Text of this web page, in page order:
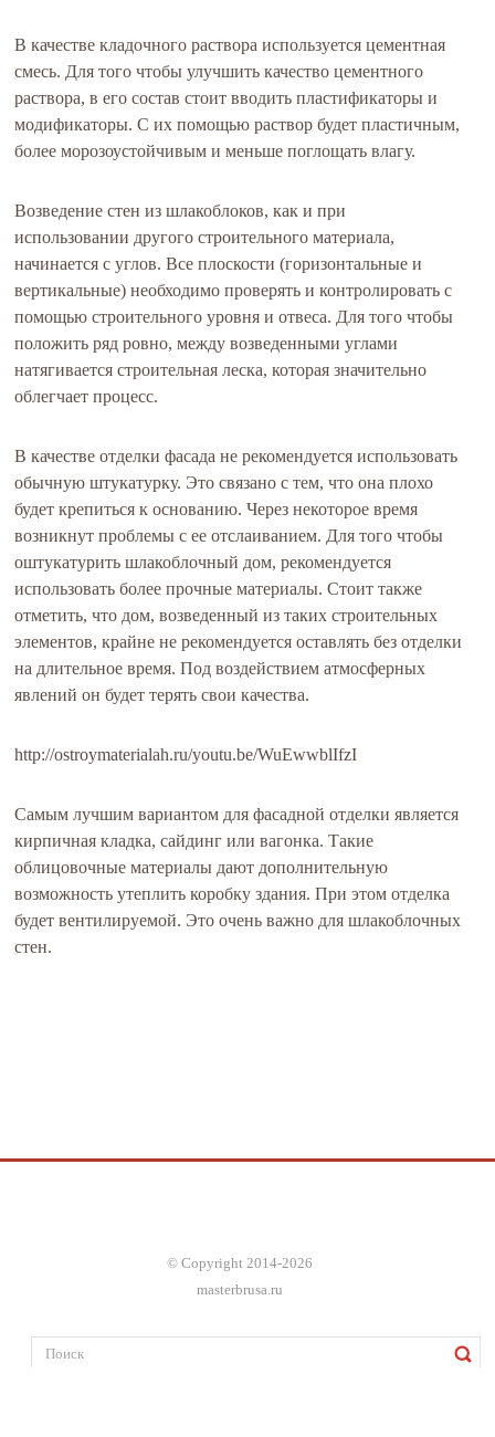
В качестве кладочного раствора используется цементная
смесь. Для того чтобы улучшить качество цементного
раствора, в его состав стоит вводить пластификаторы и
модификаторы. С их помощью раствор будет пластичным,
более морозоустойчивым и меньше поглощать влагу.
Возведение стен из шлакоблоков, как и при
использовании другого строительного материала,
начинается с углов. Все плоскости (горизонтальные и
вертикальные) необходимо проверять и контролировать с
помощью строительного уровня и отвеса. Для того чтобы
положить ряд ровно, между возведенными углами
натягивается строительная леска, которая значительно
облегчает процесс.
В качестве отделки фасада не рекомендуется использовать
обычную штукатурку. Это связано с тем, что она плохо
будет крепиться к основанию. Через некоторое время
возникнут проблемы с ее отслаиванием. Для того чтобы
оштукатурить шлакоблочный дом, рекомендуется
использовать более прочные материалы. Стоит также
отметить, что дом, возведенный из таких строительных
элементов, крайне не рекомендуется оставлять без отделки
на длительное время. Под воздействием атмосферных
явлений он будет терять свои качества.
http://ostroymaterialah.ru/youtu.be/WuEwwblIfzI
Самым лучшим вариантом для фасадной отделки является
кирпичная кладка, сайдинг или вагонка. Такие
облицовочные материалы дают дополнительную
возможность утеплить коробку здания. При этом отделка
будет вентилируемой. Это очень важно для шлакоблочных
стен.
© Copyright 2014-2026
masterbrusa.ru